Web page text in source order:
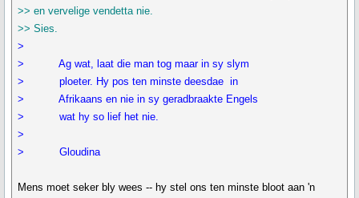
>> en vervelige vendetta nie.
>> Sies.
>
> Ag wat, laat die man tog maar in sy slym
> ploeter. Hy pos ten minste deesdae in
> Afrikaans en nie in sy geradbraakte Engels
> wat hy so lief het nie.
>
> Gloudina
Mens moet seker bly wees -- hy stel ons ten minste bloot aan 'n